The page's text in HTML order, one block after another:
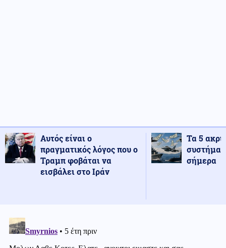
Αυτός είναι ο
πραγματικός λόγος που ο
Τραμπ φοβάται να
εισβάλει στο Ιράν
Τα 5
σήμερα